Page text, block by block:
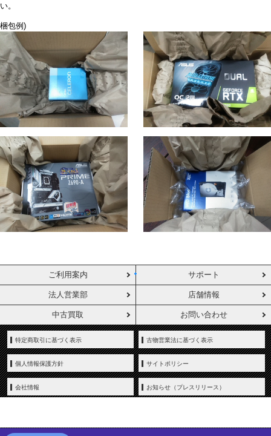
い。
梱包例)
ご利用案内 サポート
法人営業部 店舗情報
中古買取 お問い合わせ
特定商取引に基づく表示 古物営業法に基づく表示
個人情報保護方針 サイトポリシー
会社情報 お知らせ（プレスリリース）